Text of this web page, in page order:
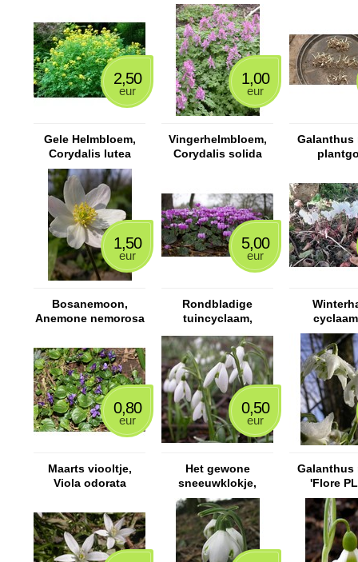
2,50
eur
Gele Helmbloem,
Corydalis lutea
1,00
eur
Vingerhelmbloem,
Corydalis solida
Galanthus
1,50
eur
Bosanemoon,
Anemone nemorosa
5,00
eur
Rondbladige
tuincyclaam,
cyclaam,
0,80
eur
Maarts viooltje,
Viola odorata
0,50
eur
Het gewone
sneeuwklokje,
Galanthus nivalis
Galanthus
'Flore